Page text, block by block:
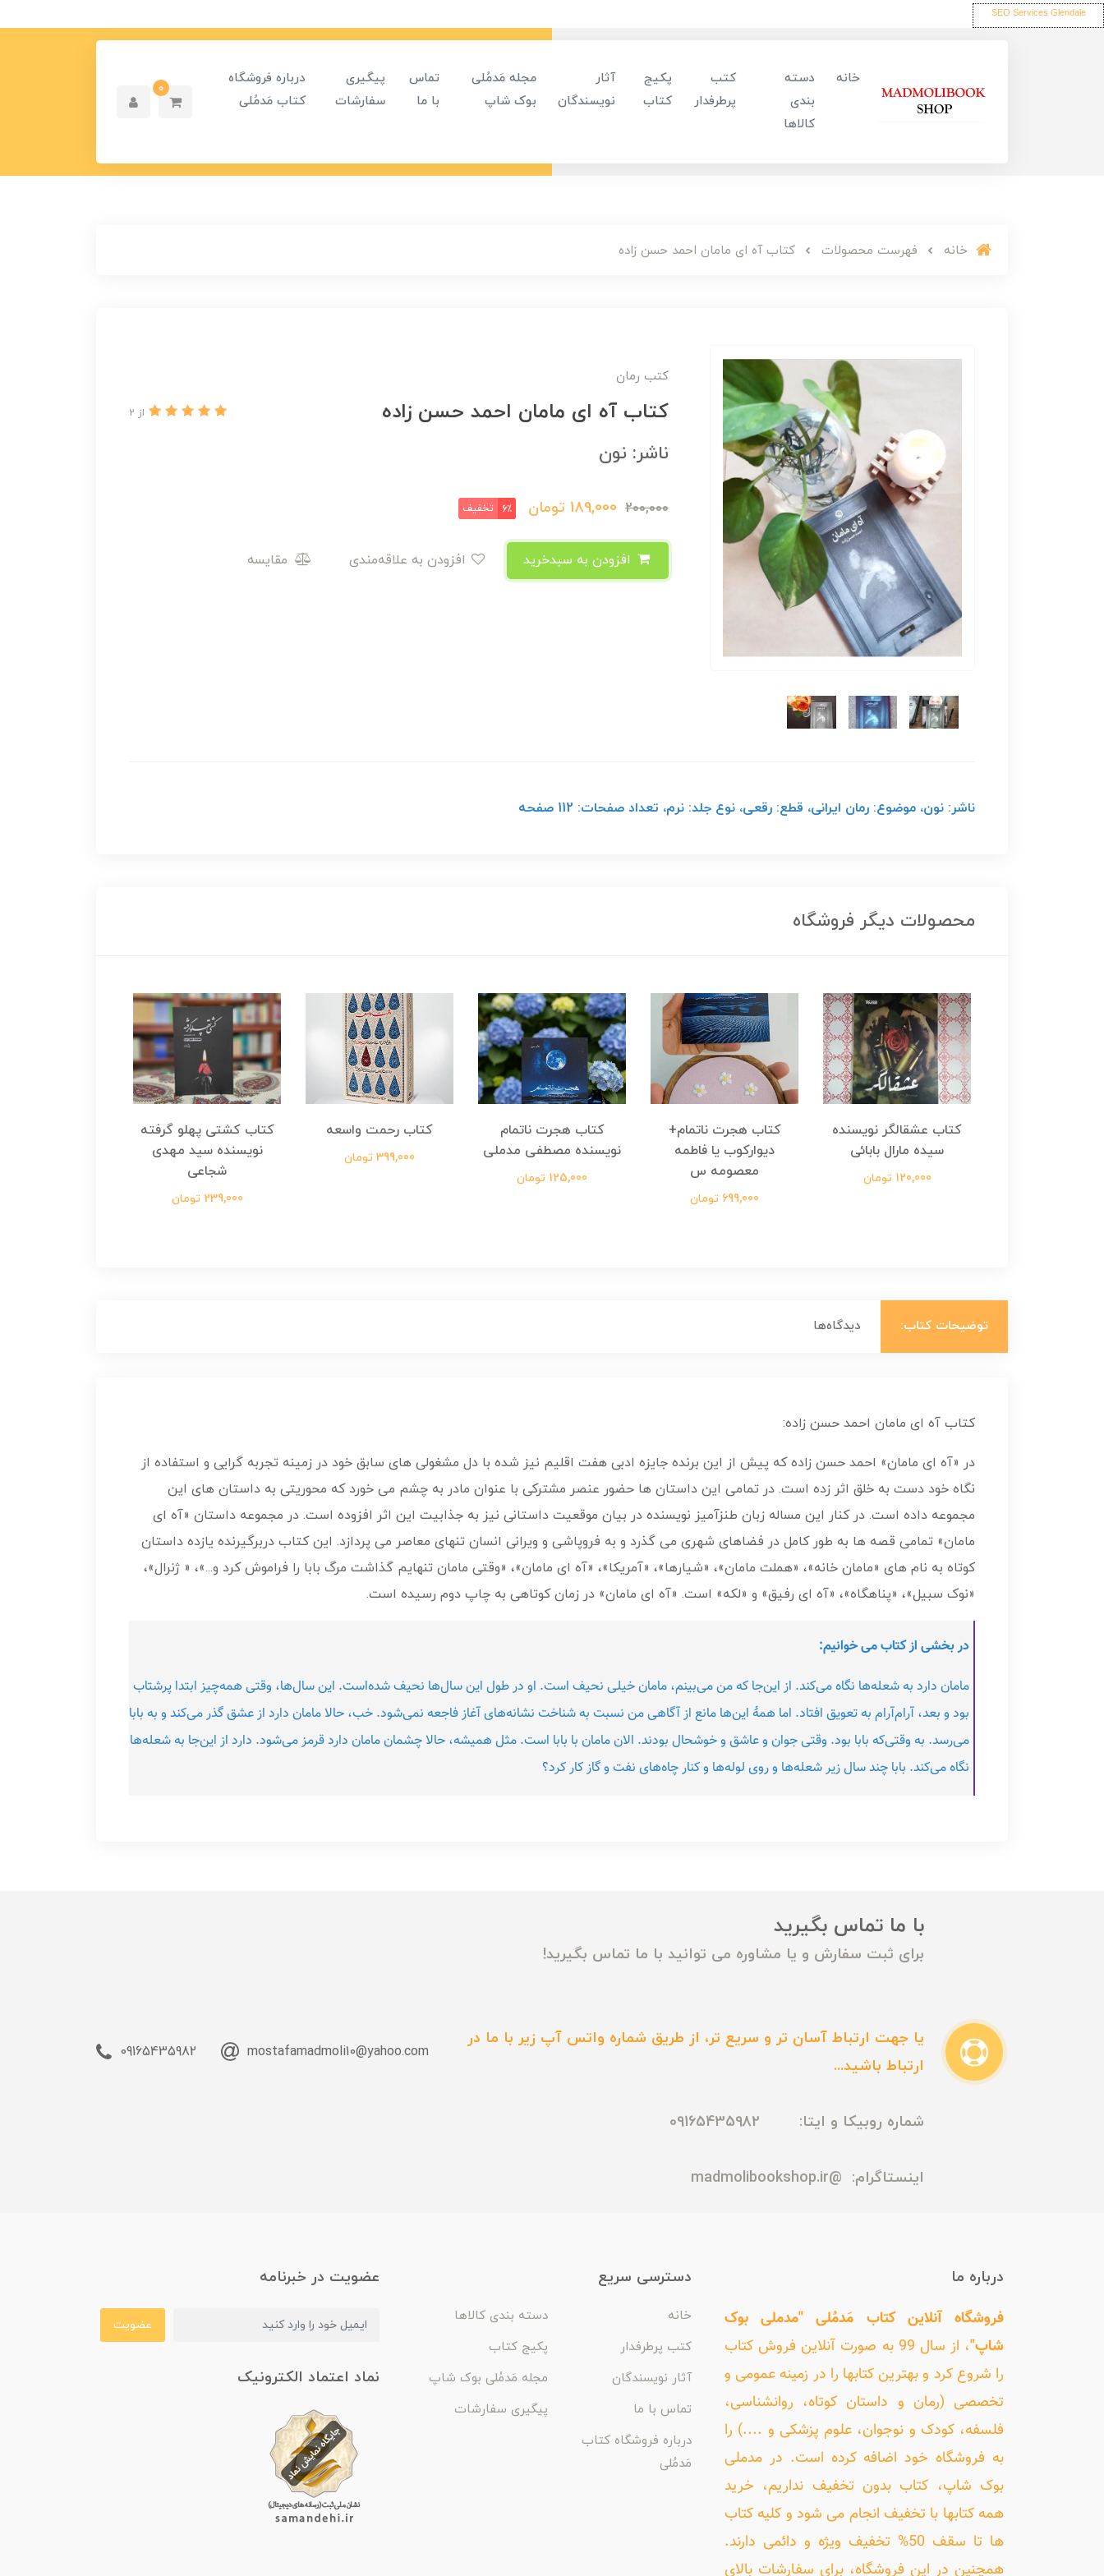
SEO Services Glendale
خانه
دسته
بندی
کالاها
کتب
پرطرفدار
پکیج
کتاب
آثار
نویسندگان
مجله مَدمُلی
بوک شاپ
تماس
با ما
پیگیری
سفارشات
درباره فروشگاه
کتاب مَدمُلی
0
خانه فهرست محصولات کتاب آه ای مامان احمد حسن زاده
کتب رمان
کتاب آه ای مامان احمد حسن زاده از 2
ناشر: نون
200,000
189,000 تومان 6٪ تخفیف
مقایسه
ناشر: نون، موضوع: رمان ایرانی، قطع: رقعی، نوع جلد: نرم، تعداد صفحات: 112 صفحه
محصولات دیگر فروشگاه
کتاب عشقالگر نویسنده
سیده مارال بابائی
120,000 تومان
کتاب هجرت ناتمام+
دیوارکوب یا فاطمه
معصومه س
699,000 تومان
کتاب هجرت ناتمام
نویسنده مصطفی مدملی
125,000 تومان
کتاب رحمت واسعه
399,000 تومان
کتاب کشتی پهلو گرفته
نویسنده سید مهدی
شجاعی
239,000 تومان
توضیحات کتاب: دیدگاه‌ها
کتاب آه ای مامان احمد حسن زاده:
در «آه ای مامان» احمد حسن زاده که پیش از این برنده جایزه ادبی هفت اقلیم نیز شده با دل مشغولی های سابق خود در زمینه تجربه گرایی و استفاده از
نگاه خود دست به خلق اثر زده است. در تمامی این داستان ها حضور عنصر مشترکی با عنوان مادر به چشم می خورد که محوریتی به داستان های این
مجموعه داده است. در کنار این مساله زبان طنزآمیز نویسنده در بیان موقعیت داستانی نیز به جذابیت این اثر افزوده است. در مجموعه داستان «آه ای
مامان» تمامی قصه ها به طور کامل در فضاهای شهری می گذرد و به فروپاشی و ویرانی انسان تنهای معاصر می پردازد. این کتاب دربرگیرنده یازده داستان
کوتاه به نام های «مامان خانه»، «هملت مامان»، «شیارها»، «آمریکا»، «آه ای مامان»، «وقتی مامان تنهایم گذاشت مرگ بابا را فراموش کرد و...»، « ژنرال»،
«نوک سبیل»، «پناهگاه»، «آه ای رفیق» و «لکه» است. «آه ای مامان» در زمان کوتاهی به چاپ دوم رسیده است.
در بخشی از کتاب می خوانیم:
مامان دارد به شعله‌ها نگاه می‌کند. از این‌جا که من می‌بینم، مامان خیلی نحیف است. او در طول این سال‌ها نحیف شده‌است. این سال‌ها، وقتی همه‌چیز ابتدا پرشتاب
بود و بعد، آرام‌آرام به تعویق افتاد. اما همۀ این‌ها مانع از آگاهی من نسبت به شناخت نشانه‌های آغاز فاجعه نمی‌شود. خب، حالا مامان دارد از عشق گذر می‌کند و به بابا
می‌رسد. به‌ وقتی‌که بابا بود. وقتی جوان و عاشق و خوشحال بودند. الان مامان با بابا است. مثل همیشه، حالا چشمان مامان دارد قرمز می‌شود. دارد از این‌جا به شعله‌ها
نگاه می‌کند. بابا چند سال زیر شعله‌ها و روی لوله‌ها و کنار چاه‌های نفت و گاز کار کرد؟
با ما تماس بگیرید
برای ثبت سفارش و یا مشاوره می توانید با ما تماس بگیرید!
یا جهت ارتباط آسان تر و سریع تر، از طریق شماره واتس آپ زیر با ما در
ارتباط باشید...
شماره روبیکا و ایتا: 09165435982
اینستاگرام: @madmolibookshop.ir
mostafamadmoli10@yahoo.com
09165435982
درباره ما
فروشگاه آنلاین کتاب مَدمُلی "مدملی بوک
شاپ"
، از سال 99 به صورت آنلاین فروش کتاب
را شروع کرد و بهترین کتابها را در زمینه عمومی و
تخصصی (رمان و داستان کوتاه، روانشناسی،
فلسفه، کودک و نوجوان، علوم پزشکی و ....) را
به فروشگاه خود اضافه کرده است. در مدملی
بوک شاپ، کتاب بدون تخفیف نداریم، خرید
همه کتابها با تخفیف انجام می شود و کلیه کتاب
ها تا سقف 50% تخفیف ویژه و دائمی دارند.
همچنین در این فروشگاه، برای سفارشات بالای
دسترسی سریع
خانه
دسته بندی کالاها
کتب پرطرفدار
پکیج کتاب
آثار نویسندگان
مجله مَدمُلی بوک شاپ
تماس با ما
پیگیری سفارشات
درباره فروشگاه کتاب
مَدمُلی
عضویت در خبرنامه
عضویت
نماد اعتماد الکترونیک